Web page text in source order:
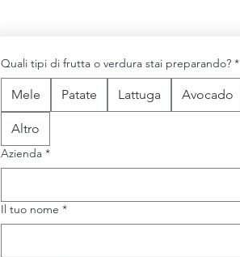
Quali tipi di frutta o verdura stai preparando? *
Mele Patate Lattuga Avocado
Altro
Azienda *
Il tuo nome *